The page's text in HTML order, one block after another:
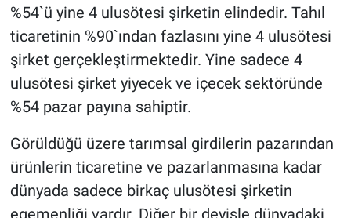
%54`ü yine 4 ulusötesi şirketin elindedir. Tahıl
ticaretinin %90`ından fazlasını yine 4 ulusötesi
şirket gerçekleştirmektedir. Yine sadece 4
ulusötesi şirket yiyecek ve içecek sektöründe
%54 pazar payına sahiptir.
Görüldüğü üzere tarımsal girdilerin pazarından
ürünlerin ticaretine ve pazarlanmasına kadar
dünyada sadece birkaç ulusötesi şirketin